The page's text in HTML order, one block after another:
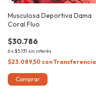
Musculosa Deportiva Dama
Coral Fluo
$30.786
6x $5.131 sin interés
$23.089,50 conTransferencia
Comprar